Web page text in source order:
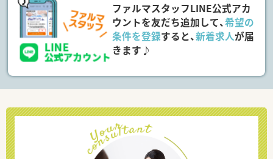
ファルマスタッフLINE公式アカ
ウントを友だち追加して、希望の
条件を登録すると、新着求人が届
きます♪